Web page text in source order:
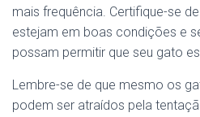
mais frequência. Certifique-se
estejam em boas condições e
possam permitir que seu gato
Lembre-se de que mesmo os
podem ser atraídos pela